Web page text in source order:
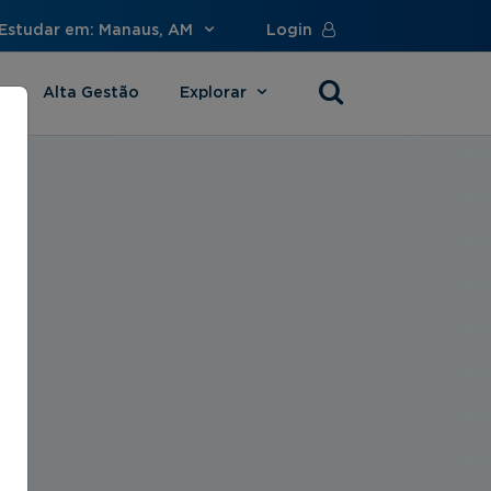
em: Manaus, AM Login
Alta Gestão Explorar